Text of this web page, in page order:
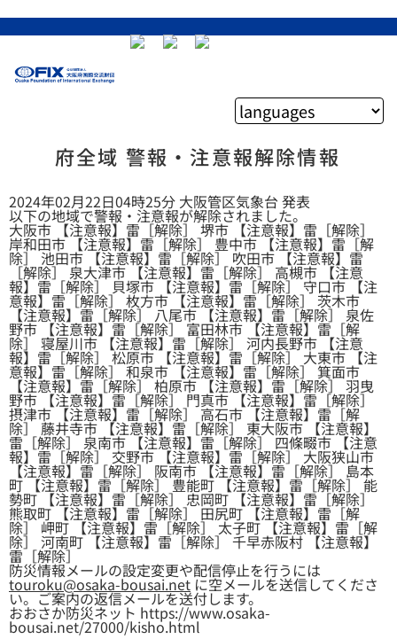
府全域 警報・注意報解除情報
2024年02月22日04時25分 大阪管区気象台 発表
以下の地域で警報・注意報が解除されました。
大阪市 【注意報】雷［解除］ 堺市 【注意報】雷［解除］
岸和田市 【注意報】雷［解除］ 豊中市 【注意報】雷［解
除］ 池田市 【注意報】雷［解除］ 吹田市 【注意報】雷
［解除］ 泉大津市 【注意報】雷［解除］ 高槻市 【注意
報】雷［解除］ 貝塚市 【注意報】雷［解除］ 守口市 【注
意報】雷［解除］ 枚方市 【注意報】雷［解除］ 茨木市
【注意報】雷［解除］ 八尾市 【注意報】雷［解除］ 泉佐
野市 【注意報】雷［解除］ 富田林市 【注意報】雷［解
除］ 寝屋川市 【注意報】雷［解除］ 河内長野市 【注意
報】雷［解除］ 松原市 【注意報】雷［解除］ 大東市 【注
意報】雷［解除］ 和泉市 【注意報】雷［解除］ 箕面市
【注意報】雷［解除］ 柏原市 【注意報】雷［解除］ 羽曳
野市 【注意報】雷［解除］ 門真市 【注意報】雷［解除］
摂津市 【注意報】雷［解除］ 高石市 【注意報】雷［解
除］ 藤井寺市 【注意報】雷［解除］ 東大阪市 【注意報】
雷［解除］ 泉南市 【注意報】雷［解除］ 四條畷市 【注意
報】雷［解除］ 交野市 【注意報】雷［解除］ 大阪狭山市
【注意報】雷［解除］ 阪南市 【注意報】雷［解除］ 島本
町 【注意報】雷［解除］ 豊能町 【注意報】雷［解除］ 能
勢町 【注意報】雷［解除］ 忠岡町 【注意報】雷［解除］
熊取町 【注意報】雷［解除］ 田尻町 【注意報】雷［解
除］ 岬町 【注意報】雷［解除］ 太子町 【注意報】雷［解
除］ 河南町 【注意報】雷［解除］ 千早赤阪村 【注意報】
雷［解除］
防災情報メールの設定変更や配信停止を行うには
touroku@osaka-bousai.netに空メールを送信してくださ
い。ご案内の返信メールを送付します。
おおさか防災ネット https://www.osaka-
bousai.net/27000/kisho.html